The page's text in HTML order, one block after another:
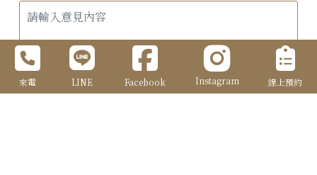
來電 LINE Facebook Instagram 線上預約